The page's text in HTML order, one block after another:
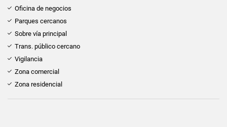
Oficina de negocios
Parques cercanos
Sobre vía principal
Trans. público cercano
Vigilancia
Zona comercial
Zona residencial